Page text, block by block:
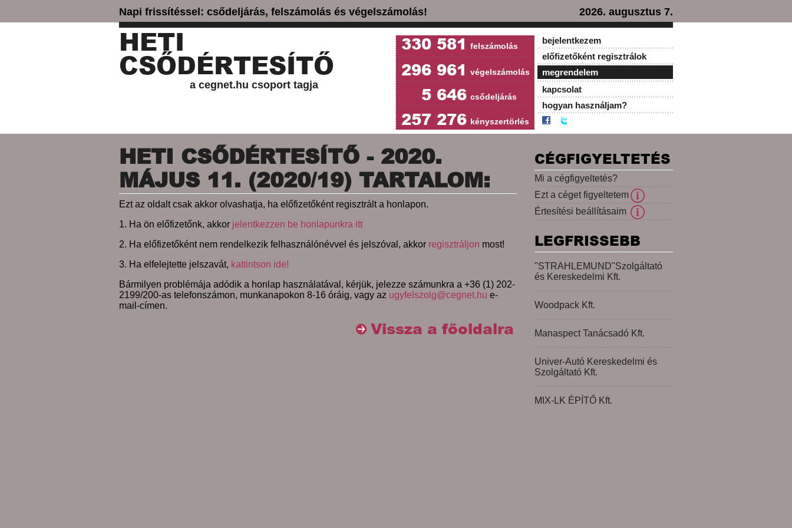
Napi frissítéssel: csődeljárás, felszámolás és végelszámolás! 2026. augusztus 7.
HETI
CSŐDÉRTESÍTŐ
a cegnet.hu csoport tagja
330 581 felszámolás
296 961 végelszámolás
5 646 csődeljárás
257 276 kényszertörlés
bejelentkezem
előfizetőként regisztrálok
megrendelem
kapcsolat
hogyan használjam?
HETI CSŐDÉRTESÍTŐ - 2020.
MÁJUS 11. (2020/19) TARTALOM:
Ezt az oldalt csak akkor olvashatja, ha előfizetőként regisztrált a honlapon.
1. Ha ön előfizetőnk, akkor jelentkezzen be honlapunkra itt
2. Ha előfizetőként nem rendelkezik felhasználónévvel és jelszóval, akkor regisztráljon most!
3. Ha elfelejtette jelszavát, kattintson ide!
Bármilyen problémája adódik a honlap használatával, kérjük, jelezze számunkra a +36 (1) 202-
2199/200-as telefonszámon, munkanapokon 8-16 óráig, vagy az ugyfelszolg@cegnet.hu e-
mail-címen.
Vissza a főoldalra
CÉGFIGYELTETÉS
Mi a cégfigyeltetés?
Ezt a céget figyeltetem
Értesítési beállításaim
LEGFRISSEBB
"STRAHLEMUND"Szolgáltató
és Kereskedelmi Kft.
Woodpack Kft.
Manaspect Tanácsadó Kft.
Univer-Autó Kereskedelmi és
Szolgáltató Kft.
MIX-LK ÉPÍTŐ Kft.